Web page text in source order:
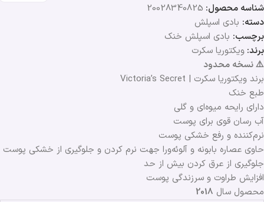
شناسه محصول: 20028340825
دسته: بادی اسپلش
برچسب: بادی اسپلش خنک
برند: ویکتوریا سکرت
⚠️ نسخه محدود
برند ویکتوریا سکرت | Victoria’s Secret
طبع خنک
دارای رایحه میوه‌ای و گلی
آب رسان قوی برای پوست
نرم‌کننده و رفع خشکی پوست
حاوی عصاره بابونه و آلوئه‌ورا جهت نرم کردن و جلوگیری از خشکی پوست
جلوگیری از عرق کردن بیش از حد
افزایش طراوت و سرزندگی پوست
محصول سال 2018